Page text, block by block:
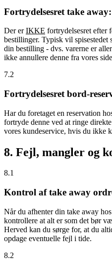
Fortrydelsesret take away:
Der erIKKE fortrydelsesret efter
bestillinger. Typisk vil spisestedet
din bestilling - dvs. varerne er
ikke annullere denne fra vores
7.2
Fortrydelsesret bord-
Har du foretaget en reservation
fortryde denne ved at ringe
vores kundeservice, hvis du ikke
8. Fejl, mangler og
8.1
Kontrol af take away
Når du afhenter din take away
kontrollere at alt er som det bør
Herved kan du sørge for, at du
opdage eventuelle fejl i tide.
8.2